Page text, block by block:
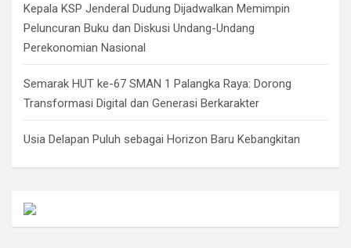
Kepala KSP Jenderal Dudung Dijadwalkan Memimpin
Peluncuran Buku dan Diskusi Undang-Undang
Perekonomian Nasional
Semarak HUT ke-67 SMAN 1 Palangka Raya: Dorong
Transformasi Digital dan Generasi Berkarakter
Usia Delapan Puluh sebagai Horizon Baru Kebangkitan